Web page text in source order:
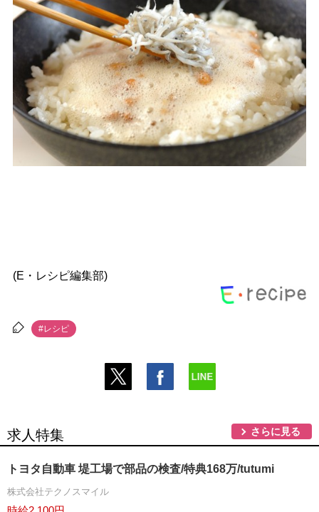
(E・レシピ編集部)
#レシピ
求人特集 さらに見る
トヨタ自動車 堤工場で部品の検査/特典168万/tutumi
株式会社テクノスマイル